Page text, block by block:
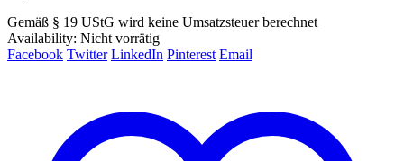
Gemäß § 19 UStG wird keine Umsatzsteuer berechnet
Availability: Nicht vorrätig
Facebook Twitter LinkedIn Pinterest Email